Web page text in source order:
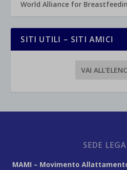
World Alliance for
SITI UTILI – SITI AMICI
VAI
SEDE
MAMI – Movimento